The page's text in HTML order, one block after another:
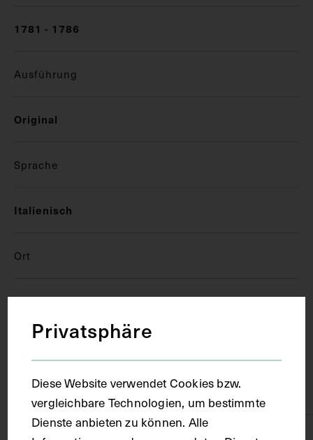
1781 - 1786
Ausführung
Original
Sprache
Italienisch
Ort
Florenz
Papier
Technik
Privatsphäre
Diese Website verwendet Cookies bzw.
vergleichbare Technologien, um bestimmte
Dienste anbieten zu können. Alle